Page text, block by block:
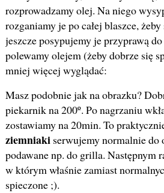
rozprowadzamy olej. Na niego
rozganiamy je po całej blaszce,
jeszcze posypujemy je przyprawą
polewamy olejem (żeby dobrze się
mniej więcej wyglądać:
Masz podobnie jak na obrazku?
piekarnik na 200º. Po nagrzaniu
zostawiamy na 20min. To
ziemniakiserwujemy normalnie do
podawane np. do grilla. Następnym
w którym właśnie zamiast
spieczone ;).